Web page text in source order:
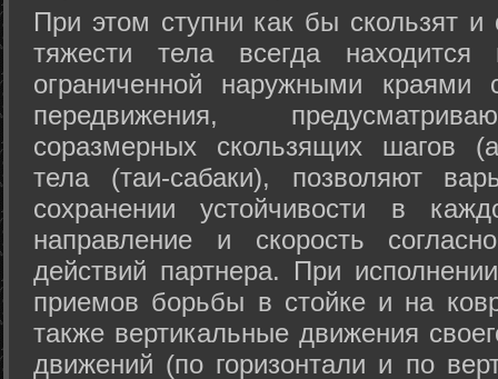
При этом ступни как бы скользят
тяжести тела всегда
ограниченной наружными краями
передвижения,
соразмерных скользящих шагов
тела (таи-сабаки), позволяют
сохранении устойчивости в
направление и скорость
действий партнера. При
приемов борьбы в стойке и на
также вертикальные движения
движений (по горизонтали и по